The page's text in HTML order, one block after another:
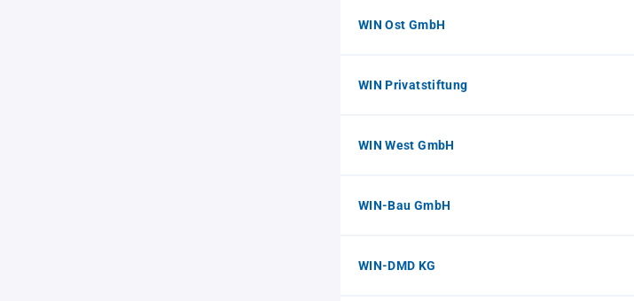
WIN Ost GmbH
WIN Privatstiftung
WIN West GmbH
WIN-Bau GmbH
WIN-DMD KG